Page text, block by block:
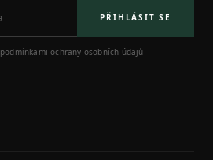
PŘIHLÁSIT SE
podmínkami ochrany osobních údajů